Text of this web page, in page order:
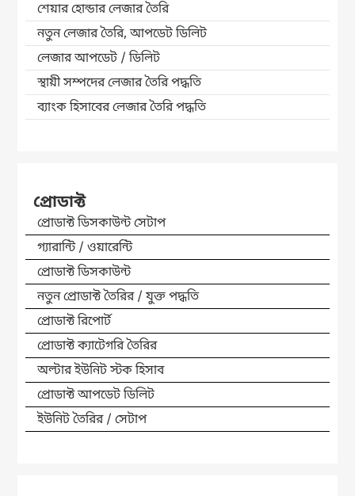
শেয়ার হোন্ডার লেজার তৈরি
নতুন লেজার তৈরি, আপডেট ডিলিট
লেজার আপডেট / ডিলিট
স্থায়ী সম্পদের লেজার তৈরি পদ্ধতি
ব্যাংক হিসাবের লেজার তৈরি পদ্ধতি
প্রোডাক্ট
প্রোডাক্ট ডিসকাউন্ট সেটাপ
গ্যারান্টি / ওয়ারেন্টি
প্রোডাক্ট ডিসকাউন্ট
নতুন প্রোডাক্ট তৈরির / যুক্ত পদ্ধতি
প্রোডাক্ট রিপোর্ট
প্রোডাক্ট ক্যাটেগরি তৈরির
অল্টার ইউনিট স্টক হিসাব
প্রোডাক্ট আপডেট ডিলিট
ইউনিট তৈরির / সেটাপ